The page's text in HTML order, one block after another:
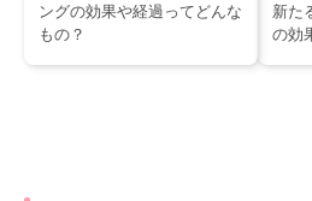
ングの効果や経過ってどんな
もの？
新た
の効